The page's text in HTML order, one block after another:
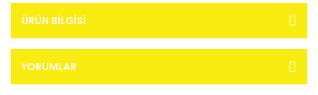
ÜRÜN BILGISI
YORUMLAR